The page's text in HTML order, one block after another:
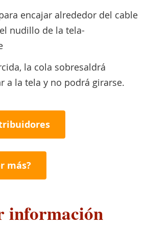
encajar alrededor del cable
nudillo de la tela-
la cola sobresaldrá
a la tela y no podrá girarse.
más?
información